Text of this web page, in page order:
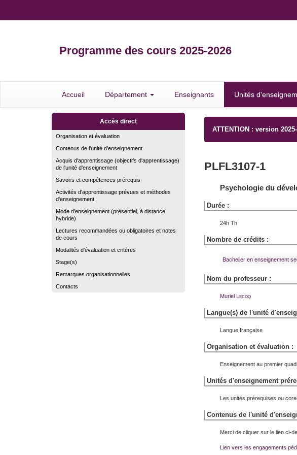
Programme des cours 2025-2026
Accueil Département Enseignants Unités
Accès direct
Organisation et évaluation
Contenus de l'unité d'enseignement
Acquis d'apprentissage (objectifs d'apprentissage)
de l'unité d'enseignement
Savoirs et compétences prérequis
Activités d'apprentissage prévues et méthodes
d'enseignement
Mode d'enseignement (présentiel, à distance,
hybride)
Lectures recommandées ou obligatoires et notes
de cours
Modalités d'évaluation et critères
Stage(s)
Remarques organisationnelles
Contacts
ATTENTION : version
PLFL3107-1
Psychologie du
Durée :
24h Th
Nombre de crédits :
Bachelier en enseignement
Nom du professeur :
Muriel Lecoq
Langue(s) de l'unité
Langue française
Organisation et évaluation :
Enseignement au premier
Unités d'enseignement
Les unités prérequises ou
Contenus de l'unité
Merci de cliquer sur le lien ci-
Lien vers les engagements